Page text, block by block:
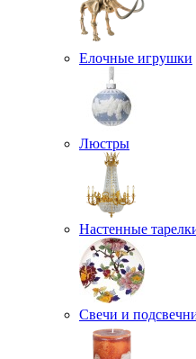
Елочные игрушки
Люстры
Настенные
Свечи и